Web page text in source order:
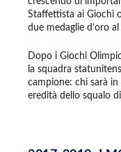
Staffettista ai Giochi
due medaglie d’oro
Dopo i Giochi
la squadra
campione: chi sarà
eredità dello squalo